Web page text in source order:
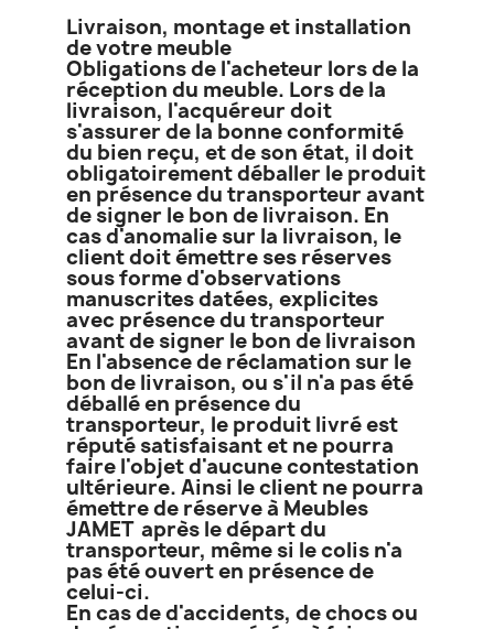
Livraison, montage et installation
de votre meuble
Obligations de l'acheteur lors de la
réception du meuble. Lors de la
livraison, l'acquéreur doit
s'assurer de la bonne conformité
du bien reçu, et de son état, il doit
obligatoirement déballer le produit
en présence du transporteur avant
de signer le bon de livraison. En
cas d'anomalie sur la livraison, le
client doit émettre ses réserves
sous forme d'observations
manuscrites datées, explicites
avec présence du transporteur
avant de signer le bon de livraison
En l'absence de réclamation sur le
bon de livraison, ou s'il n'a pas été
déballé en présence du
transporteur, le produit livré est
réputé satisfaisant et ne pourra
faire l'objet d'aucune contestation
ultérieure. Ainsi le client ne pourra
émettre de réserve à Meubles
JAMET après le départ du
transporteur, même si le colis n'a
pas été ouvert en présence de
celui-ci.
En cas de d'accidents, de chocs ou